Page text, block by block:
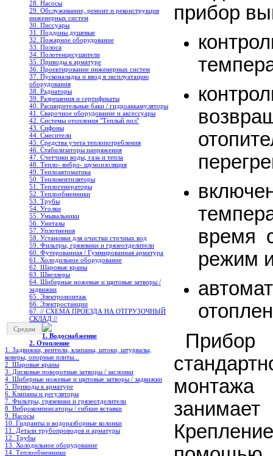
28. Насосы
29. Обслуживание, ремонт и реконструкция
инженерных систем
30. Писсуары
31. Поддоны душевые
32. Пожарное оборудование
33. Полоса
34. Полотенцесушители
35. Приводы к арматуре
36. Проектирование инженерных систем
37. Пусконаладка и ввод в эксплуатацию
оборудования
38. Радиаторы
39. Разрешения и сертификаты
40. Расширительные баки / гидроаккамуляторы
41. Сварочное оборудование и аксессуары
42. Системы отопления "Теплый пол"
43. Сифоны
44. Смесители
45. Средства учета теплопотребления
46. Стабилизаторы напряжения
47. Счетчики воды, газа и тепла
48. Тепло- вибро- шумоизоляция
49. Теплоавтоматика
50. Тепловентиляторы
51. Теплогенераторы
52. Теплообменники
53. Трубы
54. Уголки
55. Умывальники
56. Унитазы
57. Уплотнения
58. Установки для очистки сточных вод
59. Фильтры, грязевики и грязеотделители
60. Футерованная / Гуммированная арматура
61. Холодильное oборудование
62. Шаровые краны
63. Швеллеры
64. Шиберные ножевые и щитовые затворы /
задвижки
65. Электромонтаж
66. Электростанции
67. // СХЕМА ПРОЕЗДА НА ОТГРУЗОЧНЫЙ
СКЛАД //
Средам
1. Водоснабжение
2. Отопление
1. Задвижки, вентили, клапаны, штоки, штурвалы,
коверы, опорные плиты...
2. Шаровые краны
3. Дисковые поворотные затворы / заслонки
4. Шиберные ножевые и щитовые затворы / задвижки
5. Приводы к арматуре
6. Клапаны и регуляторы
7. Фильтры, грязевики и грязеотделители
8. Виброкомпенсаторы / гибкие вставки
9. Насосы
10. Гидранты и водоразборные колонки
11. Детали трубопроводов и арматуры
12. Трубы
13. Холодильное oборудование
14. Теплообменники
прибор
время
режим